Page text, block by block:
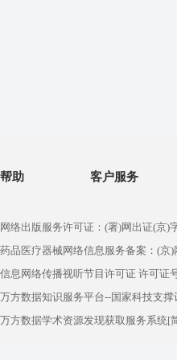
帮助 客户服务
网络出版服务许可证：(署)网出证(京)
药品医疗器械网络信息服务备案：(京
信息网络传播视听节目许可证 许可证
万方数据知识服务平台--国家科技支撑
万方数据学术资源发现获取服务系统[